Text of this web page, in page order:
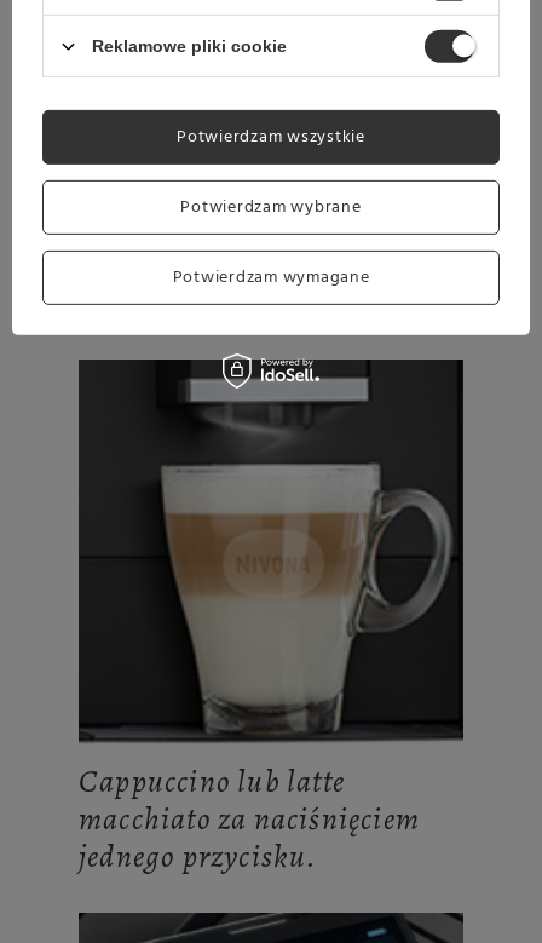
Kawa lub espresso – szybko i
wygodnie.
Cappuccino lub latte
macchiato za naciśnięciem
jednego przycisku.
Reklamowe pliki cookie
Potwierdzam wybrane
Potwierdzam wymagane
Potwierdzam wszystkie